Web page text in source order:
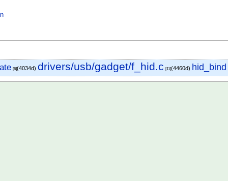
[6](4034d)drivers/usb/gadget/f_hid.c [11](4460d) hid_bind